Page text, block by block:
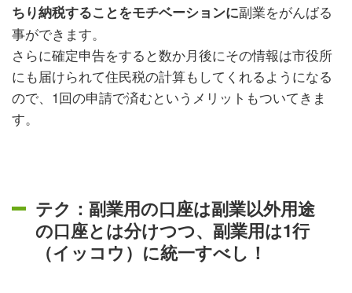
ちり納税することをモチベーションに副業をがんばる
事ができます。
さらに確定申告をすると数か月後にその情報は市役所
にも届けられて住民税の計算もしてくれるようになる
ので、1回の申請で済むというメリットもついてきま
す。
テク：副業用の口座は副業以外用途
の口座とは分けつつ、副業用は1行
（イッコウ）に統一すべし！